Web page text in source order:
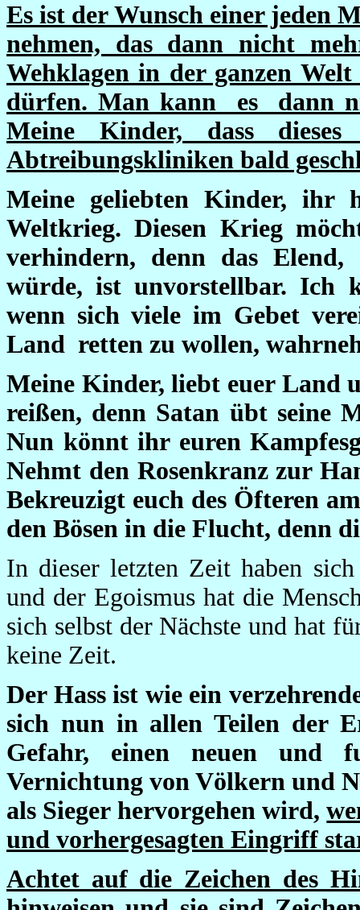
Es ist der Wunsch einer jeden
nehmen, das dann nicht
Wehklagen in der ganzen
dürfen. Man kann es dann
Meine Kinder, dass
Abtreibungskliniken bald
Meine geliebten Kinder, ihr
Weltkrieg. Diesen Krieg
verhindern, denn das
würde, ist unvorstellbar. Ich
wenn sich viele im Gebet
Land retten zu wollen,
Meine Kinder, liebt euer Land
reißen, denn Satan übt seine
Nun könnt ihr euren
Nehmt den Rosenkranz zur
Bekreuzigt euch des Öfteren
den Bösen in die Flucht, denn
In dieser letzten Zeit haben
und der Egoismus hat die
sich selbst der Nächste und hat
keine Zeit.
Der Hass ist wie ein
sich nun in allen Teilen der
Gefahr, einen neuen und
Vernichtung von Völkern und
als Sieger hervorgehen wird,
und vorhergesagten Eingriff
Achtet auf die Zeichen des